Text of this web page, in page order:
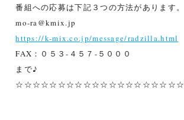
番組への応募は下記３つの方法があります。
mo-ra@kmix.jp
https://k-mix.co.jp/message/radzilla.html
FAX：０５３-４５７-５０００
まで♪
☆☆☆☆☆☆☆☆☆☆☆☆☆☆☆☆☆☆☆☆